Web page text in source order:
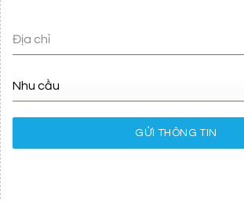
Địa chỉ
Nhu cầu
GỬI THÔNG TIN